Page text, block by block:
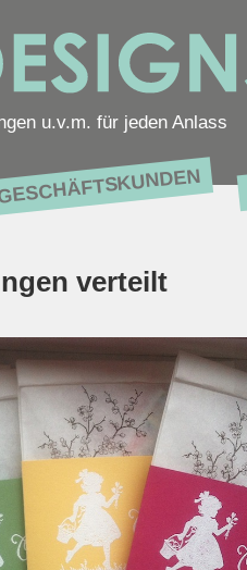
u.v.m. für jeden Anlass
verteilt